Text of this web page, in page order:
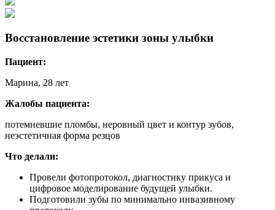
Восстановление эстетики зоны улыбки
Пациент:
Марина, 28 лет
Жалобы пациента:
потемневшие пломбы, неровный цвет и контур зубов,
неэстетичная форма резцов
Что делали:
Провели фотопротокол, диагностику прикуса и
цифровое моделирование будущей улыбки.
Подготовили зубы по минимально инвазивному